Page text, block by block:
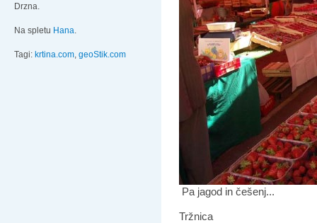
Drzna.
Na spletu Hana.
Tagi: krtina.com, geoStik.com
Pa jagod in češenj...
Tržnica